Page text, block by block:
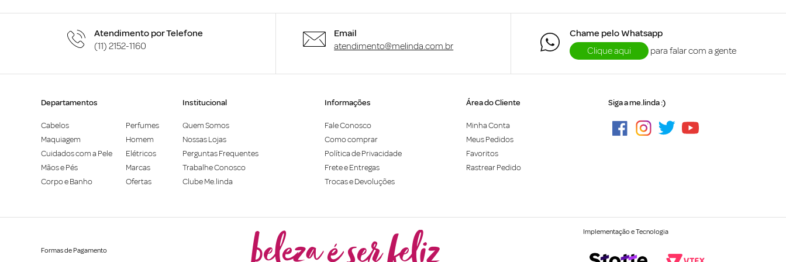
Atendimento por Telefone
(11) 2152-1160
Email
atendimento@melinda.com.br
Chame pelo Whatsapp
Clique aqui
para falar com a gente
Departamentos
Cabelos
Maquiagem
Cuidados com a Pele
Mãos e Pés
Corpo e Banho
Perfumes
Homem
Elétricos
Marcas
Ofertas
Institucional
Quem Somos
Nossas Lojas
Perguntas Frequentes
Trabalhe Conosco
Clube Me.linda
Informações
Fale Conosco
Como comprar
Política de Privacidade
Frete e Entregas
Trocas e Devoluções
Área do Cliente
Minha Conta
Meus Pedidos
Favoritos
Rastrear Pedido
Siga a me.linda :)
Formas de Pagamento
Implementação e Tecnologia